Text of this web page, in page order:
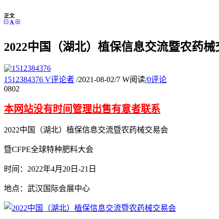
正文
2022中国（湖北）植保信息交流暨农药械
1512384376 V评论者 /2021-08-02/7 W阅读/0评论
0802
本网站没有时间管理出售有意者联系
2022中国（湖北）植保信息交流暨农药械交易会
暨CFPE全球特种肥料大会
时间：2022年4月20日-21日
地点：武汉国际会展中心